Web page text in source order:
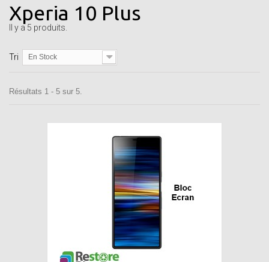
Xperia 10 Plus
Il y a 5 produits.
Tri En Stock
Résultats 1 - 5 sur 5.